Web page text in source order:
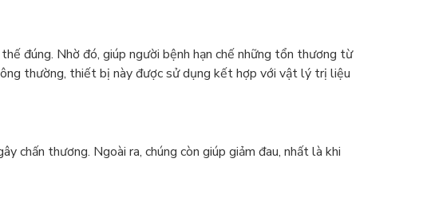
đúng. Nhờ đó, giúp người bệnh hạn chế những tổn thương từ
thường, thiết bị này được sử dụng kết hợp với vật lý trị liệu
chấn thương. Ngoài ra, chúng còn giúp giảm đau, nhất là khi